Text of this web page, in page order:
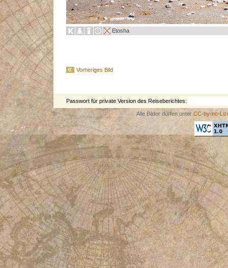
Etosha
Vorheriges Bild
Passwort für private Version des Reiseberichtes:
Alle Bilder dürfen unter CC-by-nc-